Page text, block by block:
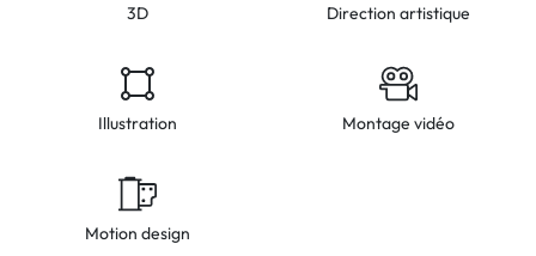
3D Direction artistique
Illustration Montage vidéo
Motion design